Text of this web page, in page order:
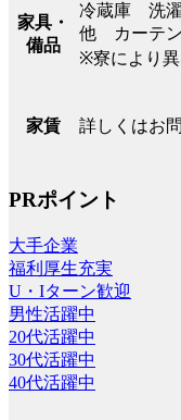
家具・
備品
冷蔵庫 洗
他 カーテ
※寮により異
家賃 詳しくはお
PRポイント
大手企業
福利厚生充実
U・Iターン歓迎
男性活躍中
20代活躍中
30代活躍中
40代活躍中